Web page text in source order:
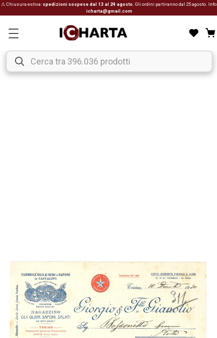
⚠ Chiusura estiva: spedizioni sospese dal 13 al 24 agosto . Gli ordini partiranno dal 25 agosto. Info:
icharta@gmail.com